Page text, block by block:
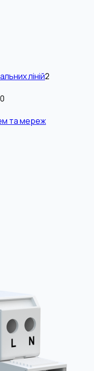
ліній2
та мереж